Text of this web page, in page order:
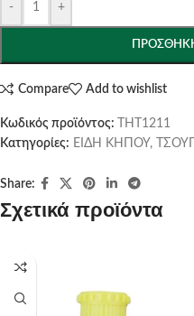
- +
Compare Add to wishlist
Κωδικός προϊόντος:
THT1211
Κατηγορίες: ΕΙΔΗ ΚΗΠΟΥ,
Share:
Σχετικά προϊόντα